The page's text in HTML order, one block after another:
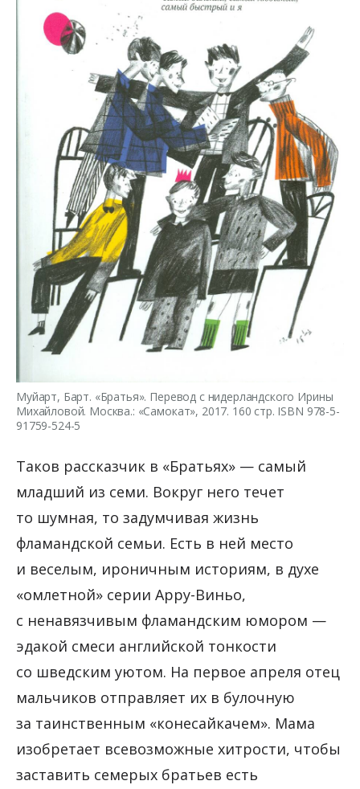
Муйарт, Барт. «Братья». Перевод с нидерландского Ирины
Михайловой. Москва.: «Самокат», 2017. 160 стр. ISBN 978-5-
91759-524-5
Таков рассказчик в «Братьях» — самый
младший из семи. Вокруг него течет
то шумная, то задумчивая жизнь
фламандской семьи. Есть в ней место
и веселым, ироничным историям, в духе
«омлетной» серии Арру-Виньо,
с ненавязчивым фламандским юмором —
эдакой смеси английской тонкости
со шведским уютом. На первое апреля отец
мальчиков отправляет их в булочную
за таинственным «конесайкачем». Мама
изобретает всевозможные хитрости, чтобы
заставить семерых братьев есть